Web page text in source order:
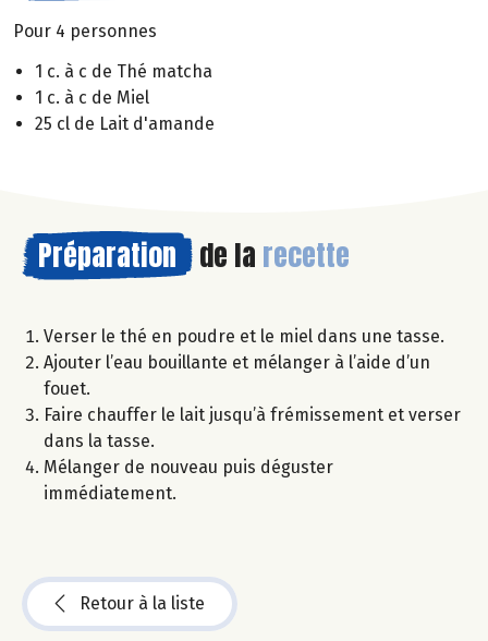
Pour 4 personnes
1 c. à c de Thé matcha
1 c. à c de Miel
25 cl de Lait d'amande
Préparation de la recette
Verser le thé en poudre et le miel dans une tasse.
Ajouter l’eau bouillante et mélanger à l’aide d’un
fouet.
Faire chauffer le lait jusqu’à frémissement et verser
dans la tasse.
Mélanger de nouveau puis déguster
immédiatement.
Retour à la liste